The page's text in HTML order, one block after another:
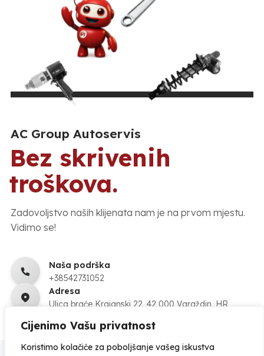
Cijenimo Vašu privatnost
Koristimo kolačiće za poboljšanje vašeg iskustva
AC Group Autoservis
Bez skrivenih
troškova.
Zadovoljstvo naših klijenata nam je na prvom mjestu.
Vidimo se!
Naša podrška
+38542731052
Adresa
Ulica braće Krajanski 22, 42 000 Varaždin, HR